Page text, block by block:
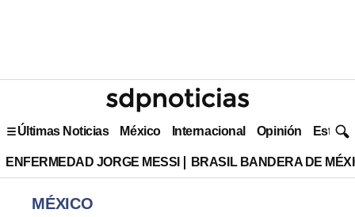
Últimas Noticias México Internacional Opinión Estilo
ENFERMEDAD JORGE MESSI BRASIL BANDERA DE
MÉXICO